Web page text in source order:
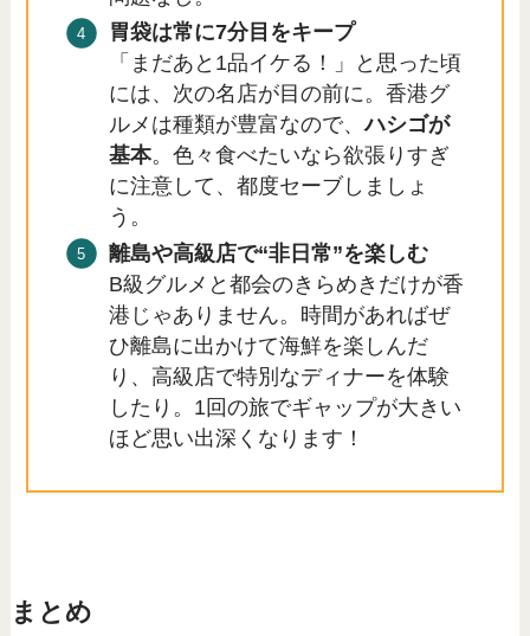
胃袋は常に7分目をキープ
「まだあと1品イケる！」と思った頃
には、次の名店が目の前に。香港グ
ルメは種類が豊富なので、ハシゴが
基本。色々食べたいなら欲張りすぎ
に注意して、都度セーブしましょ
う。
離島や高級店で“非日常”を楽しむ
B級グルメと都会のきらめきだけが香
港じゃありません。時間があればぜ
ひ離島に出かけて海鮮を楽しんだ
り、高級店で特別なディナーを体験
したり。1回の旅でギャップが大きい
ほど思い出深くなります！
まとめ